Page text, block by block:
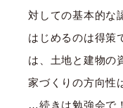
対しての基本的な
はじめるのは得策
は、土地と建物の
家づくりの方向性
…続きは勉強会で！